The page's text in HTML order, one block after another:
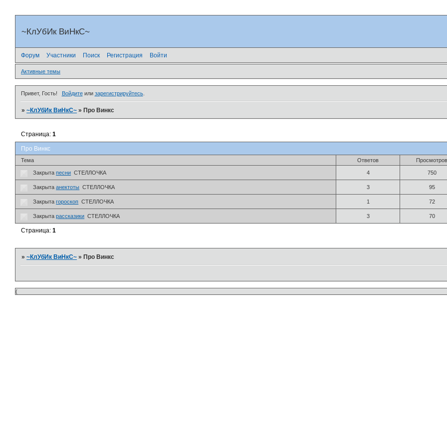
~КлУбИк ВиНкС~
Форум Участники Поиск Регистрация Войти
Активные темы
Привет, Гость! Войдитеили зарегистрируйтесь.
»~КлУбИк ВиНкС~ »Про Винкс
Про Винкс
Страница:1
Тема Ответов Просмотров
Закрытапесни СТЕЛЛОЧКА 4 750
Закрытаанектоты СТЕЛЛОЧКА 3 95
Закрытагороскоп СТЕЛЛОЧКА 1 72
Закрытарассказики СТЕЛЛОЧКА 3 70
Страница:1
»~КлУбИк ВиНкС~ »Про Винкс
(